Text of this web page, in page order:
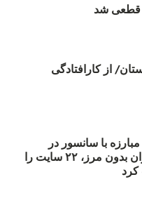
شد
از کارافتادگی
مبارزه با سانسور در
اینترنت: #آزادی هم‌آیند گزارشگران‌ بدون مرز، ۲۲ سایت را